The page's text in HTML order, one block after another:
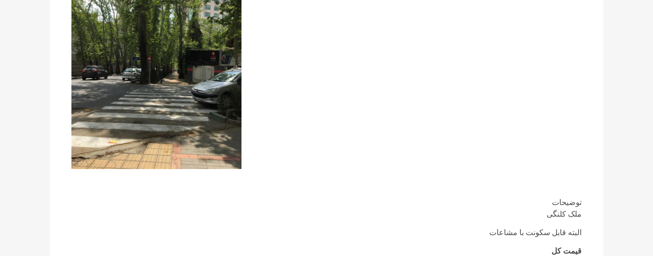
توضیحات
ملک کلنگی
البته قابل سکونت با مشاعات
قیمت کل